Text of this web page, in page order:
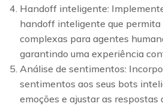
Handoff inteligente:
handoff inteligente que
complexas para agentes
garantindo uma experiência
Análise de sentimentos:
sentimentos aos seus bots
emoções e ajustar as respostas